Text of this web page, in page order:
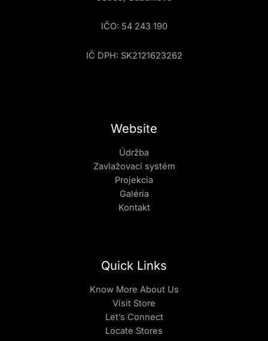
IČO: 54 243 190
IČ DPH: SK2121623262
Website
Údržba
Zavlažovací systém
Projekcia
Galéria
Kontakt
Quick Links
Know More About Us
Visit Store
Let’s Connect
Locate Stores